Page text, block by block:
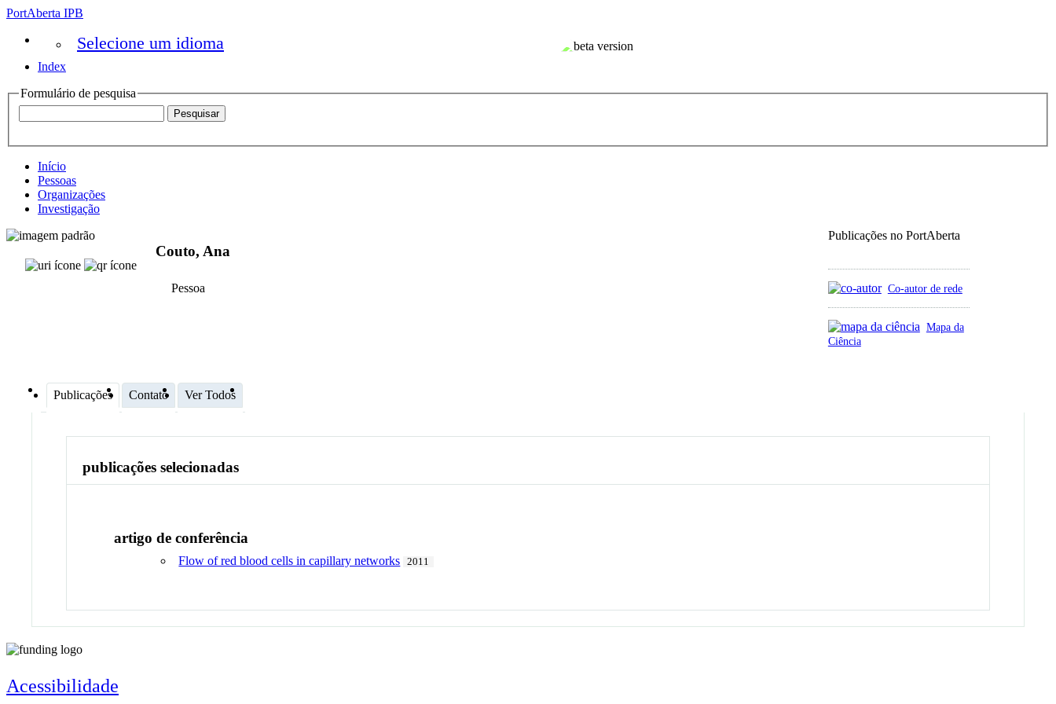
PortAberta IPB
Selecione um idioma
Index
Formulário de pesquisa
Início
Pessoas
Organizações
Investigação
Publicações no PortAberta
Co-autor de rede
Mapa da
Ciência
Couto, Ana
Pessoa
Publicações Contato Ver Todos
publicações selecionadas
artigo de conferência
Flow of red blood cells in capillary networks 2011
Acessibilidade